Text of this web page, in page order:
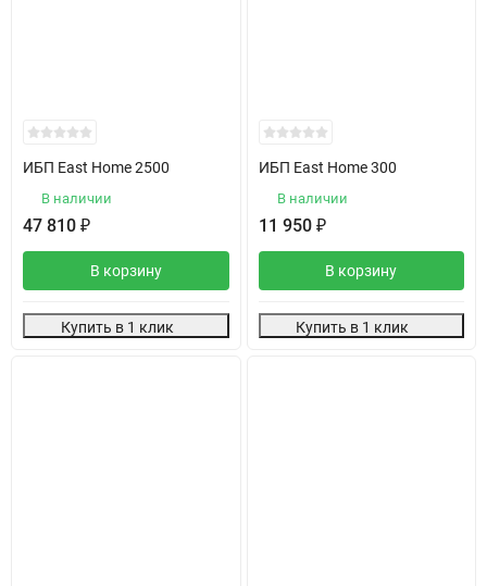
ИБП East Home 2500
В наличии
47 810 ₽
В корзину
Купить в 1 клик
ИБП East Home 300
В наличии
11 950 ₽
В корзину
Купить в 1 клик